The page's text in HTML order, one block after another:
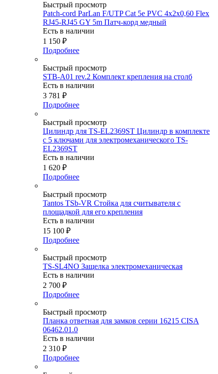
Быстрый просмотр
Patch-cord ParLan F/UTP Cat 5e PVC 4х2х0,60 Flex
RJ45-RJ45 GY 5m Патч-корд медный
Есть в наличии
1 150 ₽
Подробнее
Быстрый просмотр
STB-A01 rev.2 Комплект крепления на столб
Есть в наличии
3 781 ₽
Подробнее
Быстрый просмотр
Цилиндр для TS-EL2369ST Цилиндр в комплекте
с 5 ключами для электромеханического TS-
EL2369ST
Есть в наличии
1 620 ₽
Подробнее
Быстрый просмотр
Tantos TSb-VR Стойка для считывателя с
площадкой для его крепления
Есть в наличии
15 100 ₽
Подробнее
Быстрый просмотр
TS-SL4NO Защелка электромеханическая
Есть в наличии
2 700 ₽
Подробнее
Быстрый просмотр
Планка ответная для замков серии 16215 CISA
06462.01.0
Есть в наличии
2 310 ₽
Подробнее